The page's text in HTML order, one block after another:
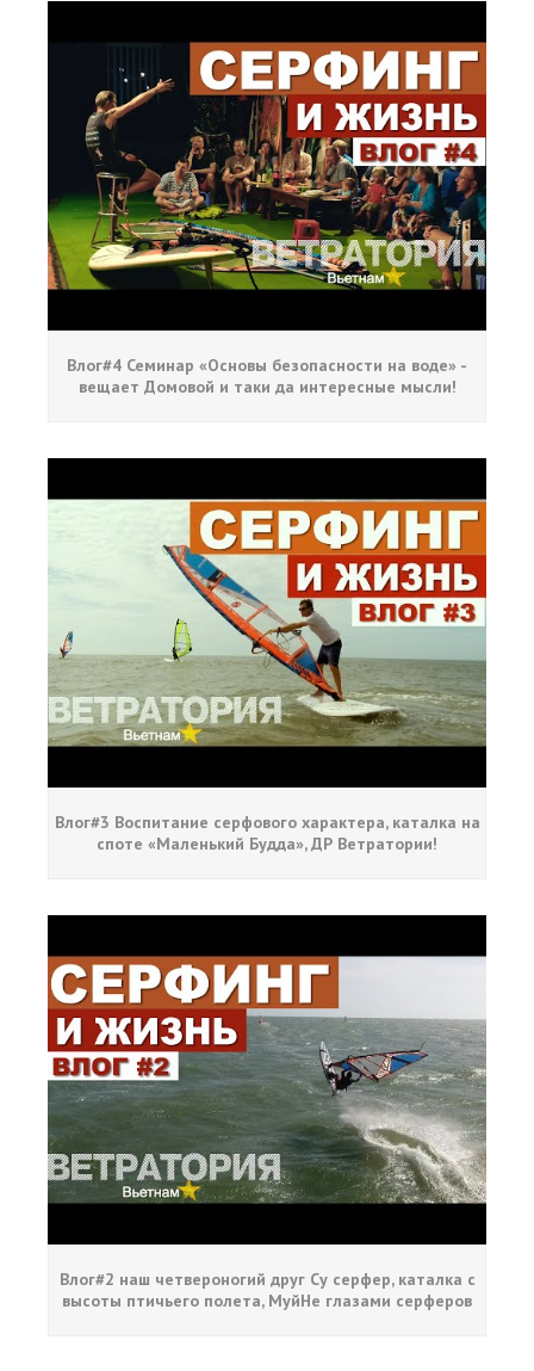
Влог#4 Семинар «Основы безопасности на воде» -
вещает Домовой и таки да интересные мысли!
Влог#3 Воспитание серфового характера, каталка на
споте «Маленький Будда», ДР Ветратории!
Влог#2 наш четвероногий друг Су серфер, каталка с
высоты птичьего полета, МуйНе глазами серферов